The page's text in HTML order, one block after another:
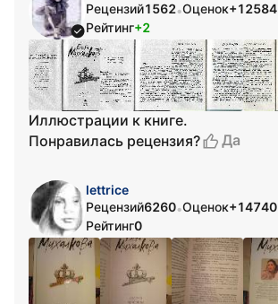
Рецензий1562•Оценок+12584
Рейтинг+2
Иллюстрации к книге.
Понравилась рецензия?
Да
lettrice
Рецензий6260•Оценок+14740
Рейтинг0